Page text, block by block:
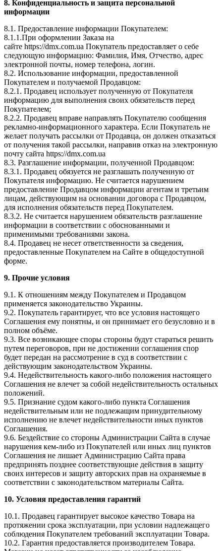
8. Конфиденциальность и защита персональной
информации
8.1. Предоставление информации Покупателем:
8.1.1.При оформлении Заказа на
сайте https://dmx.com.ua Покупатель предоставляет о себе
следующую информацию: Фамилия, Имя, Отчество, адрес
электронной почты, номер телефона, логин.
8.2. Использование информации, предоставленной
Покупателем и получаемой Продавцом:
8.2.1. Продавец использует полученную от Покупателя
информацию для выполнения своих обязательств перед
Покупателем;
8.2.2. Продавец вправе направлять Покупателю сообщения
рекламно-информационного характера. Если Покупатель не
желает получать рассылки от Продавца, он должен отказаться
от получения такой рассылки, направив отказ на электронную
почту сайта https://dmx.com.ua
8.3. Разглашение информации, полученной Продавцом:
8.3.1. Продавец обязуется не разглашать полученную от
Покупателя информацию. Не считается нарушением
предоставление Продавцом информации агентам и третьим
лицам, действующим на основании договора с Продавцом,
для исполнения обязательств перед Покупателем.
8.3.2. Не считается нарушением обязательств разглашение
информации в соответствии с обоснованными и
применимыми требованиями закона.
8.4. Продавец не несет ответственности за сведения,
предоставленные Покупателем на Сайте в общедоступной
форме.
9. Прочие условия
9.1. К отношениям между Покупателем и Продавцом
применяется законодательство Украины.
9.2. Покупатель гарантирует, что все условия настоящего
Соглашения ему понятны, и он принимает его безусловно и в
полном объёме.
9.3. Все возникающее споры стороны будут стараться решить
путем переговоров, при не достижении соглашения спор
будет передан на рассмотрение в суд в соответствии с
действующим законодательством Украины.
9.4. Недействительность какого-либо положения настоящего
Соглашения не влечет за собой недействительность остальных
положений.
9.5. Признание судом какого-либо пункта Соглашения
недействительным или не подлежащим принудительному
исполнению не влечет недействительности иных пунктов
Соглашения.
9.6. Бездействие со стороны Администрации Сайта в случае
нарушения кем-либо из Покупателей или иных лиц пунктов
Соглашения не лишает Администрацию Сайта права
предпринять позднее соответствующие действия в защиту
своих интересов и защиту авторских прав на охраняемые в
соответствии с законодательством материалы Сайта.
10. Условия предоставления гарантий
10.1. Продавец гарантирует высокое качество Товара на
протяжении срока эксплуатации, при условии надлежащего
соблюдения Покупателем требований эксплуатации Товара.
10.2. Гарантия предоставляется производителем Товара.